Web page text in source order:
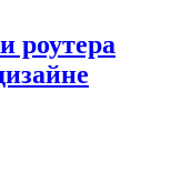
роутера